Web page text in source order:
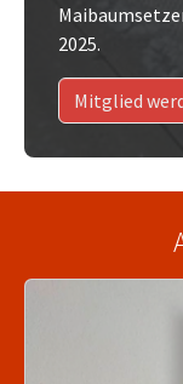
2025.
Mitglied